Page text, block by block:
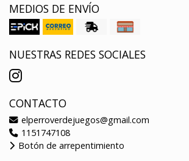
MEDIOS DE ENVÍO
NUESTRAS REDES SOCIALES
CONTACTO
elperroverdejuegos@gmail.com
1151747108
Botón de arrepentimiento